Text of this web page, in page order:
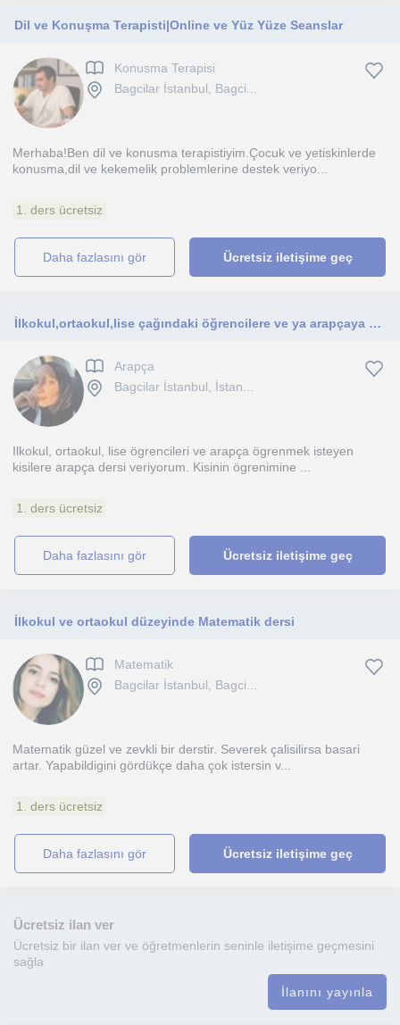
Dil ve Konuşma Terapisti|Online ve Yüz Yüze Seanslar
Konusma Terapisi
Bagcilar İstanbul, Bagci...
Merhaba!Ben dil ve konusma terapistiyim.Çocuk ve yetiskinlerde
konusma,dil ve kekemelik problemlerine destek veriyo...
1. ders ücretsiz
daha fazlasını gör Ücretsiz iletişime geç
İlkokul,ortaokul,lise çağındaki öğrencilere ve ya arapçaya sıfırdan başlamak isteyenlere ders veriyorum
Arapça
Bagcilar İstanbul, İstan...
Ilkokul, ortaokul, lise ögrencileri ve arapça ögrenmek isteyen
kisilere arapça dersi veriyorum. Kisinin ögrenimine ...
1. ders ücretsiz
daha fazlasını gör Ücretsiz iletişime geç
İlkokul ve ortaokul düzeyinde Matematik dersi
Matematik
Bagcilar İstanbul, Bagci...
Matematik güzel ve zevkli bir derstir. Severek çalisilirsa basari
artar. Yapabildigini gördükçe daha çok istersin v...
1. ders ücretsiz
daha fazlasını gör Ücretsiz iletişime geç
Ücretsiz ilan ver
Ücretsiz bir ilan ver ve öğretmenlerin seninle iletişime geçmesini
sağla
İlanını yayınla